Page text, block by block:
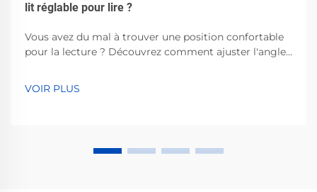
lit réglable pour lire ?
Vous avez du mal à trouver une position confortable
pour la lecture ? Découvrez comment ajuster l'angle
dès maintenant.
VOIR PLUS